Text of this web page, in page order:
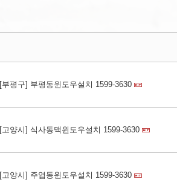
[부평구] 부평동윈도우설치 1599-3630
[고양시] 식사동맥윈도우설치 1599-3630
[고양시] 주엽동윈도우설치 1599-3630